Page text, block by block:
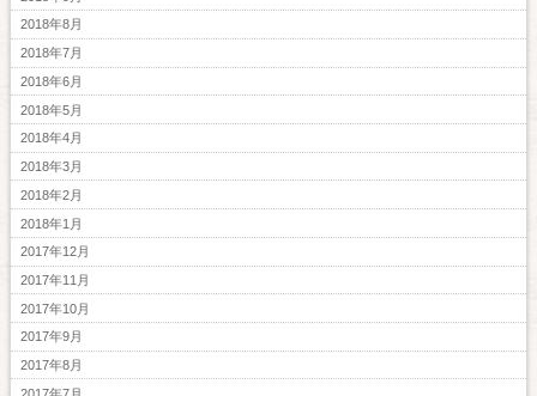
2018年8月
2018年7月
2018年6月
2018年5月
2018年4月
2018年3月
2018年2月
2018年1月
2017年12月
2017年11月
2017年10月
2017年9月
2017年8月